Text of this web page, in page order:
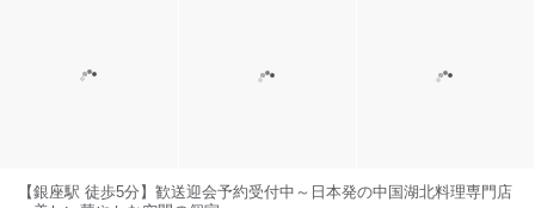
【銀座駅 徒歩5分】歓送迎会予約受付中～日本発の中国湖北料理専門店